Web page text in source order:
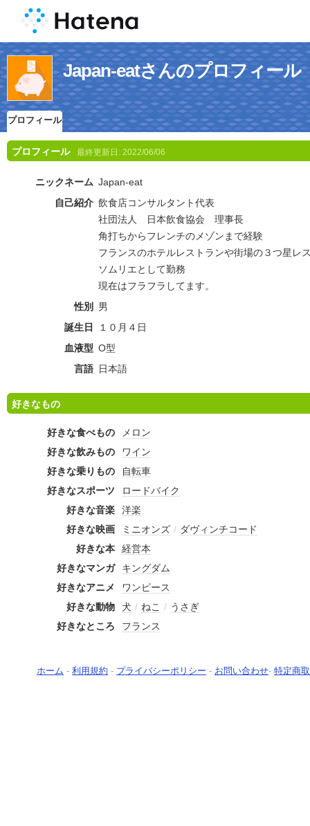
Japan-eatさんのプロフィール
プロフィール
プロフィール 最終更新日: 2022/06/06
ニックネーム Japan-eat
自己紹介 飲食店コンサルタント代表
社団法人 日本飲食協会 理事長
角打ちからフレンチのメゾンまで経験
フランスのホテルレストランや街場の３つ星レ
ソムリエとして勤務
現在はフラフラしてます。
性別
男
誕生日
１０月４日
血液型 O型
言語 日本語
好きなもの
好きな食べもの
メロン
好きな飲みもの
ワイン
好きな乗りもの
自転車
好きなスポーツ
ロードバイク
好きな音楽
洋楽
好きな映画
ミニオンズ / ダヴィンチコード
好きな本
経営本
好きなマンガ
キングダム
好きなアニメ
ワンピース
好きな動物
犬 / ねこ / うさぎ
好きなところ
フランス
ホーム - 利用規約 - プライバシーポリシー - お問い合わせ- 特定商